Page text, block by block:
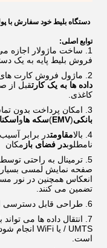
دستگاه بلیط خود سفارش
توابع اصلی:
ساخت ماژولار اجازه
فروش بلیط پایه به یک
ماژول فروش کارت
داده ها به یک کارتقبل از
کاغذی.
امکان پرداخت بدون
بانکی(
EMV
)سکه هاو
بالامقاومتدر برابر
نامطلوبدر فضای باز مکان
صفحه نمایش لمسی بسیار
انعکاس همچنین در نور
تضمین می کنند.
طراحی قابل دسترسی
است.